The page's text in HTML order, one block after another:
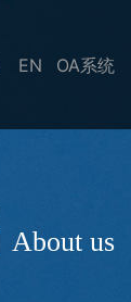
EN OA系统
About us